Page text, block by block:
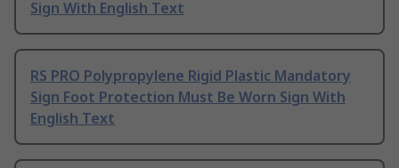
Sign With English Text
RS PRO Polypropylene Rigid Plastic Mandatory
Sign Foot Protection Must Be Worn Sign With
English Text